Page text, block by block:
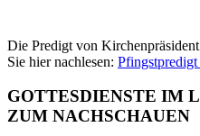
Die Predigt von
Sie hier nachlesen:
GOTTESDIENSTE IM
ZUM NACHSCHAUEN